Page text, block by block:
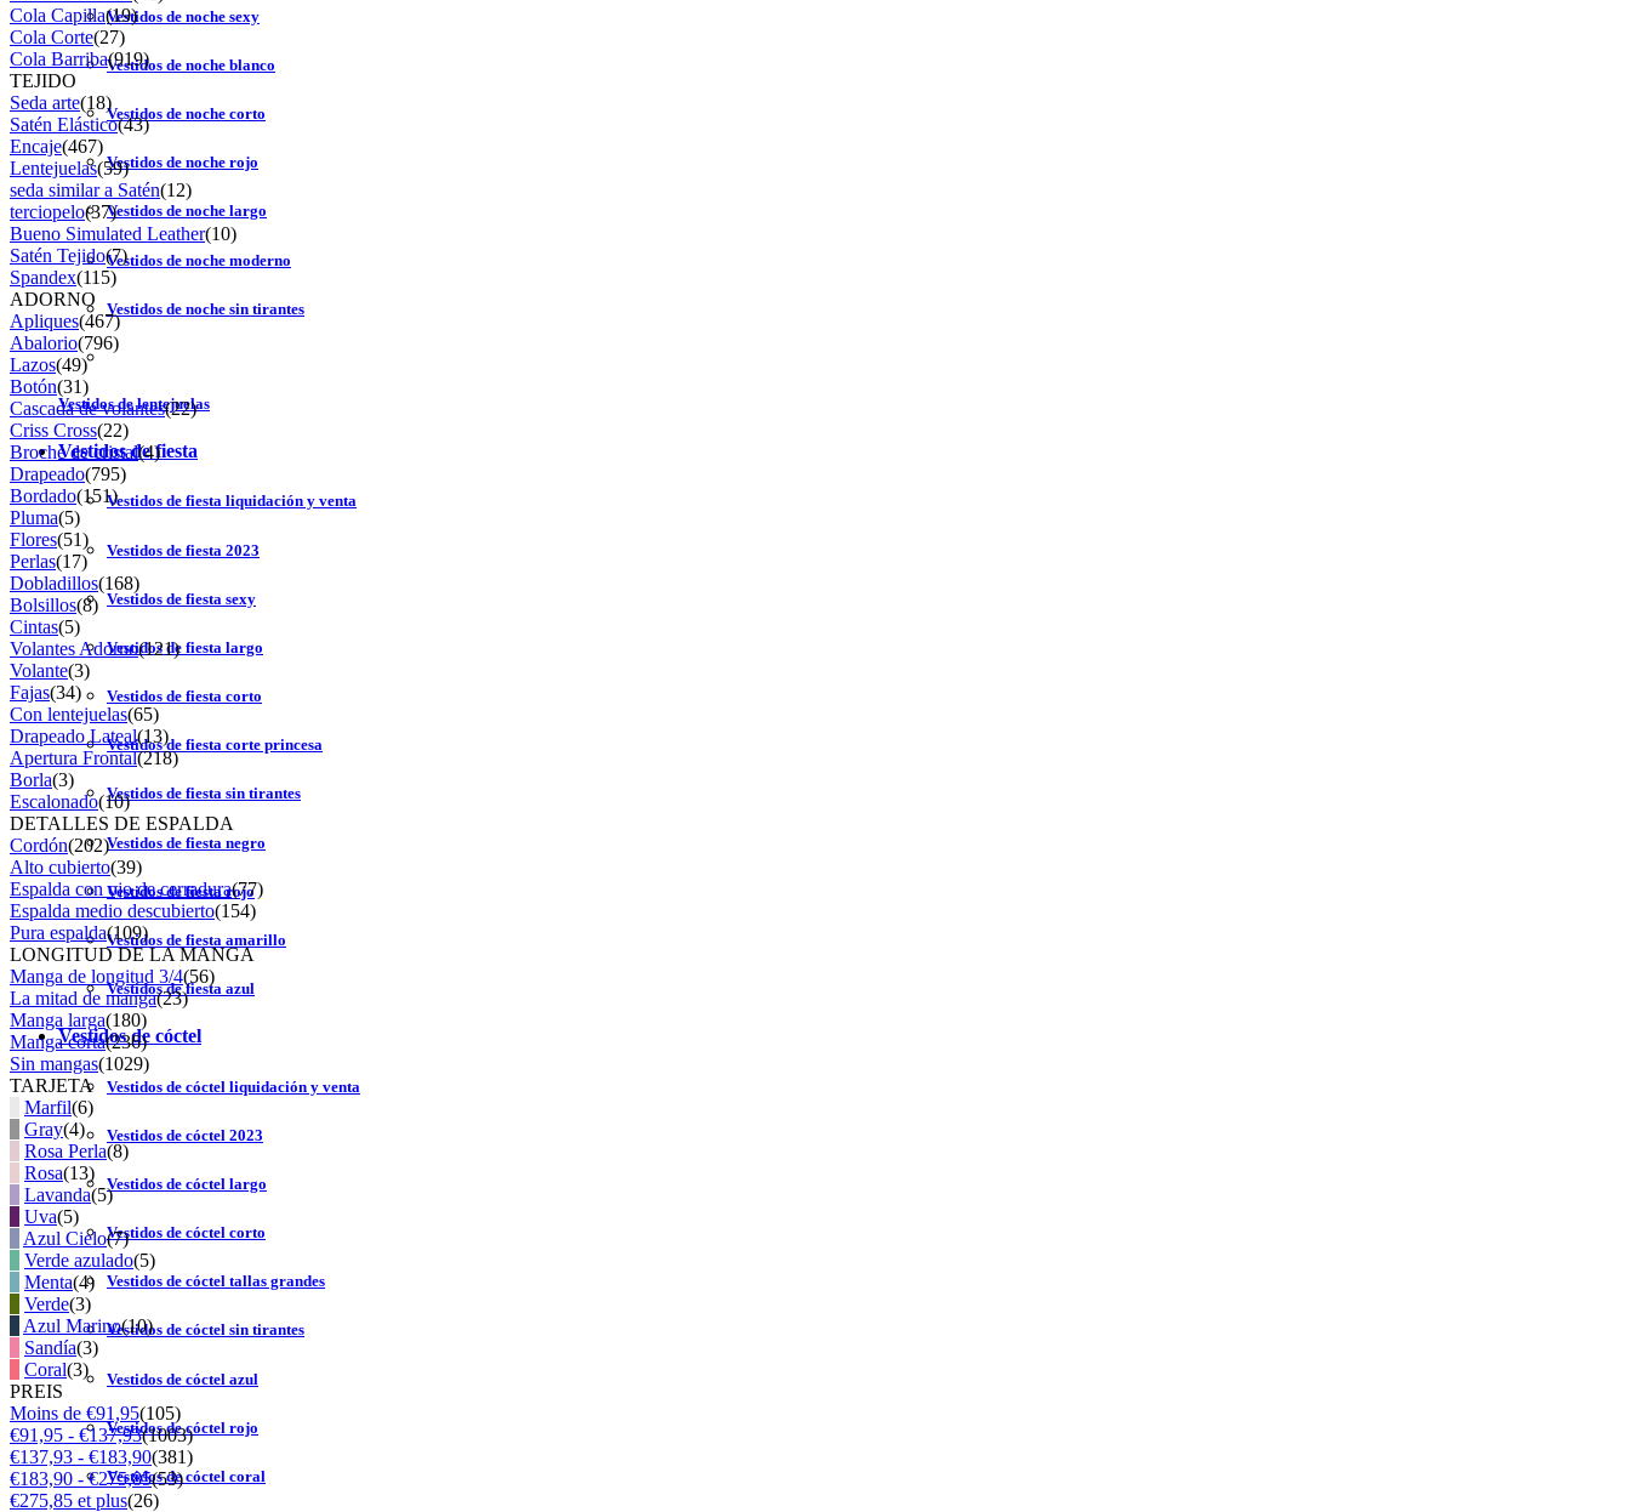
Vestidos de noche sexy
Vestidos de noche blanco
Vestidos de noche corto
Vestidos de noche rojo
Vestidos de noche largo
Vestidos de noche moderno
Vestidos de noche sin tirantes
Vestidos de lentejuelas
Vestidos de fiesta
Vestidos de fiesta liquidación y venta
Vestidos de fiesta 2023
Vestidos de fiesta sexy
Vestidos de fiesta largo
Vestidos de fiesta corto
Vestidos de fiesta corte princesa
Vestidos de fiesta sin tirantes
Vestidos de fiesta negro
Vestidos de fiesta rojo
Vestidos de fiesta amarillo
Vestidos de fiesta azul
Vestidos de cóctel
Vestidos de cóctel liquidación y venta
Vestidos de cóctel 2023
Vestidos de cóctel largo
Vestidos de cóctel corto
Vestidos de cóctel tallas grandes
Vestidos de cóctel sin tirantes
Vestidos de cóctel azul
Vestidos de cóctel rojo
Vestidos de cóctel coral
Cola Capilla(19)
Cola Corte(27)
Cola Barriba(919)
TEJIDO
Seda arte(18)
Satén Elástico(43)
Encaje(467)
Lentejuelas(59)
seda similar a Satén(12)
terciopelo(37)
Bueno Simulated Leather(10)
Satén Tejido(7)
Spandex(115)
ADORNO
Apliques(467)
Abalorio(796)
Lazos(49)
Botón(31)
Cascada de volantes(22)
Criss Cross(22)
Broche de cristal(4)
Drapeado(795)
Bordado(151)
Pluma(5)
Flores(51)
Perlas(17)
Dobladillos(168)
Bolsillos(8)
Cintas(5)
Volantes Adorno(121)
Volante(3)
Fajas(34)
Con lentejuelas(65)
Drapeado Lateal(13)
Apertura Frontal(218)
Borla(3)
Escalonado(10)
DETALLES DE ESPALDA
Cordón(202)
Alto cubierto(39)
Espalda con ojo de cerradura(77)
Espalda medio descubierto(154)
Pura espalda(109)
LONGITUD DE LA MANGA
Manga de longitud 3/4(56)
La mitad de manga(23)
Manga larga(180)
Manga corta(236)
Sin mangas(1029)
TARJETA
Marfil(6)
Gray(4)
Rosa Perla(8)
Rosa(13)
Lavanda(5)
Uva(5)
Azul Cielo(7)
Verde azulado(5)
Menta(4)
Verde(3)
Azul Marino(10)
Sandía(3)
Coral(3)
PREIS
Moins de €91,95(105)
€91,95 - €137,93(1003)
€137,93 - €183,90(381)
€183,90 - €275,85(53)
€275,85 et plus(26)